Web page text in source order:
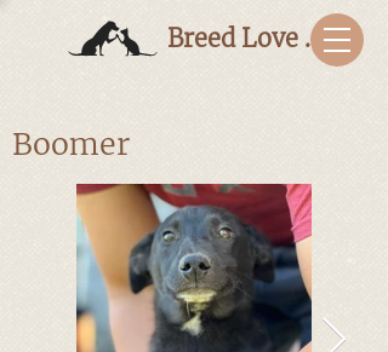
Breed Love Bulgaria
Boomer